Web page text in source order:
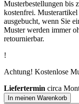
Musterbestellungen bis
kostenfrei.
ausgebucht, wenn Sie
Muster werden immer
retournierbar.
!
Achtung! Kostenlose
Liefertermin circa
In meinen Warenkorb